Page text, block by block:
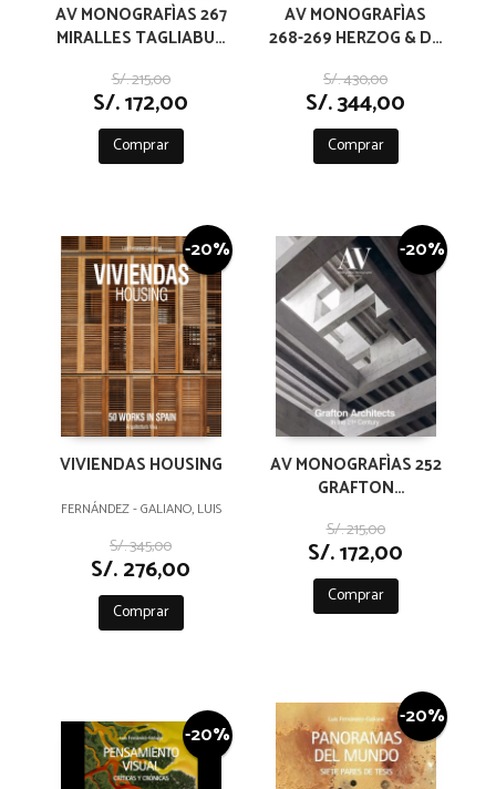
AV MONOGRAFÌAS 267
MIRALLES TAGLIABUE
S/. 215,00
S/. 172,00
Comprar
AV MONOGRAFÌAS
268-269 HERZOG & DE
S/. 430,00
S/. 344,00
Comprar
-20%
VIVIENDAS HOUSING
FERNÁNDEZ - GALIANO, LUIS
S/. 345,00
S/. 276,00
Comprar
-20%
AV MONOGRAFÌAS 252
GRAFTON
S/. 215,00
S/. 172,00
Comprar
-20%
-20%